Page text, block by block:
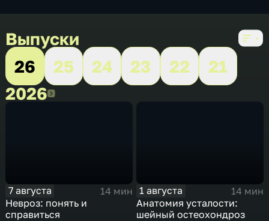
Выпуски
26
25 24 23 22
21
20262026
7 августа
14 мин
Невроз: понять и
справиться
1 августа
14 мин
Анатомия усталости:
шейный остеохондроз